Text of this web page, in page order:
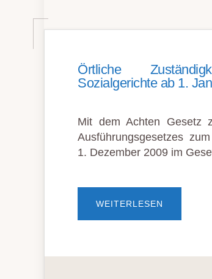
Örtliche
Sozialgerichte ab 1.
Mit dem Achten Gesetz
Ausführungsgesetzes
1. Dezember 2009 im
WEITERLESEN
DER
1.